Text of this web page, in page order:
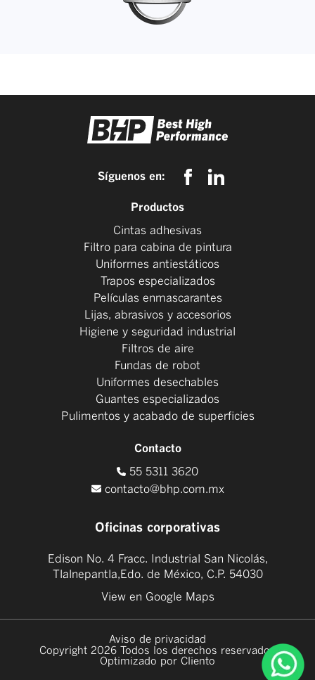
Síguenos en:
Productos
Cintas adhesivas
Filtro para cabina de pintura
Uniformes antiestáticos
Trapos especializados
Películas enmascarantes
Lijas, abrasivos y accesorios
Higiene y seguridad industrial
Filtros de aire
Fundas de robot
Uniformes desechables
Guantes especializados
Pulimentos y acabado de superficies
Contacto
55 5311 3620
contacto@bhp.com.mx
Oficinas corporativas
Edison No. 4 Fracc. Industrial San Nicolás,
Tlalnepantla,Edo. de México, C.P. 54030
View en Google Maps
Aviso de privacidad
Copyright 2026 Todos los derechos reservados
Optimizado por Cliento